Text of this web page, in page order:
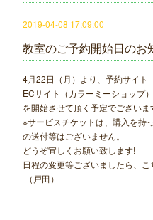
2019-04-08 17:09:00
教室のご予約開始日のお
4月22日（月）より、予約サイト
ECサイト（カラーミーショップ
を開始させて頂く予定でございま
※サービスチケットは、購入を持
の送付等はございません。
どうぞ宜しくお願い致します!
日程の変更等ございましたら、こ
（戸田）